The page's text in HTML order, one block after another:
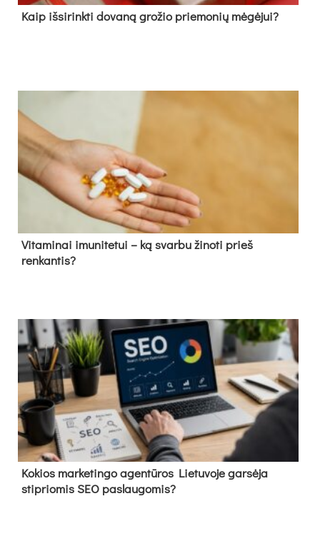
Kaip išsirinkti dovaną grožio priemonių mėgėjui?
Vitaminai imunitetui – ką svarbu žinoti prieš
renkantis?
Kokios marketingo agentūros Lietuvoje garsėja
stipriomis SEO paslaugomis?